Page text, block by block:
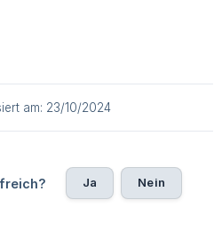
am: 23/10/2024
Ja Nein